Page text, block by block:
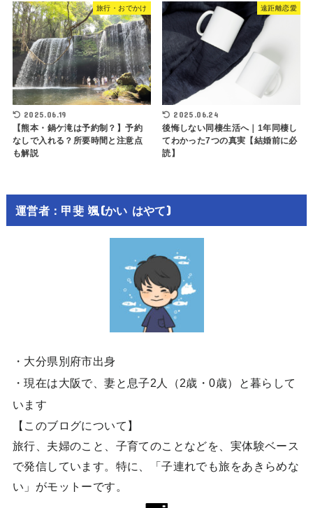
旅行・おでかけ
2025.06.19
【熊本・鍋ケ滝は予約制？】予約
なしで入れる？所要時間と注意点
も解説
遠距離恋愛
2025.06.24
後悔しない同棲生活へ｜1年同棲し
てわかった7つの真実【結婚前に必
読】
運営者：甲斐 颯(かい はやて)
・大分県別府市出身
・現在は大阪で、妻と息子2人（2歳・0歳）と暮らして
います
【このブログについて】
旅行、夫婦のこと、子育てのことなどを、実体験ベース
で発信しています。特に、「子連れでも旅をあきらめな
い」がモットーです。